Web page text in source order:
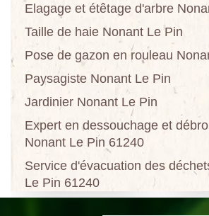
Elagage et étêtage d'arbre
Taille de haie Nonant Le Pin
Pose de gazon en rouleau
Paysagiste Nonant Le Pin
Jardinier Nonant Le Pin
Expert en dessouchage et
Nonant Le Pin 61240
Service d'évacuation des
Le Pin 61240